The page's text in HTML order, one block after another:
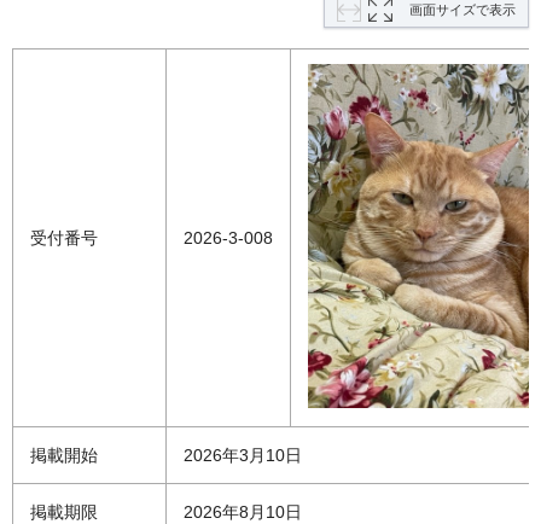
画面サイズで表示
受付番号 2026-3-008
掲載開始 2026年3月10日
掲載期限 2026年8月10日